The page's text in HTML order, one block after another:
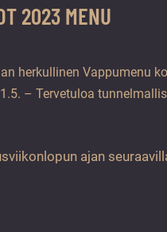
2023 MENU
herkullinen Vappumenu
– Tervetuloa
ajan